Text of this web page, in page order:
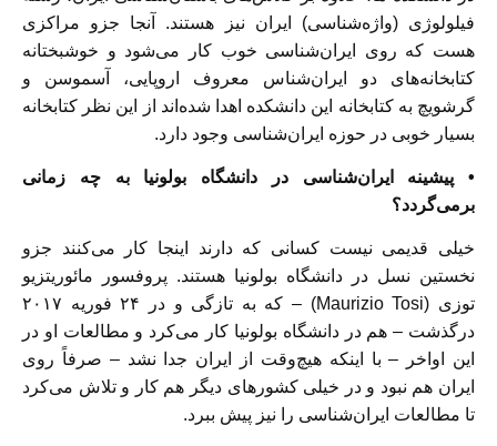
فیلولوژی (واژه‌شناسی) ایران نیز هستند. آنجا جزو مراکزی
هست که روی ایران‌شناسی خوب کار می‌شود و خوشبختانه
کتابخانه‌های دو ایران‌شناس معروف اروپایی، آسموسن و
گرشویچ به کتابخانه این دانشکده اهدا شده‌اند از این نظر کتابخانه
بسیار خوبی در حوزه ایران‌شناسی وجود دارد.
• پیشینه ایران‌شناسی در دانشگاه بولونیا به چه زمانی
برمی‌گردد؟
خیلی قدیمی نیست کسانی که دارند اینجا کار می‌کنند جزو
نخستین نسل در دانشگاه بولونیا هستند. پروفسور مائوریتزیو
توزی (Maurizio Tosi) – که به تازگی و در ۲۴ فوریه ۲۰۱۷
درگذشت – هم در دانشگاه بولونیا کار می‌کرد و مطالعات او در
این اواخر – با اینکه هیچ‌وقت از ایران جدا نشد – صرفاً روی
ایران هم نبود و در خیلی کشورهای دیگر هم کار و تلاش می‌کرد
تا مطالعات ایران‌شناسی را نیز پیش ببرد.